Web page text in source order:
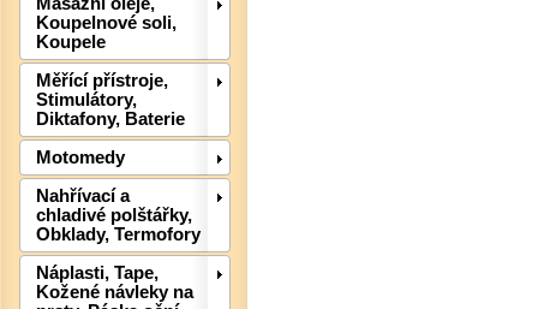
Koupelnové soli,
Koupele
Měřící přístroje,
Stimulátory,
Diktafony, Baterie
Motomedy
Nahřívací a
chladivé polštářky,
Obklady, Termofory
Náplasti, Tape,
Kožené návleky na